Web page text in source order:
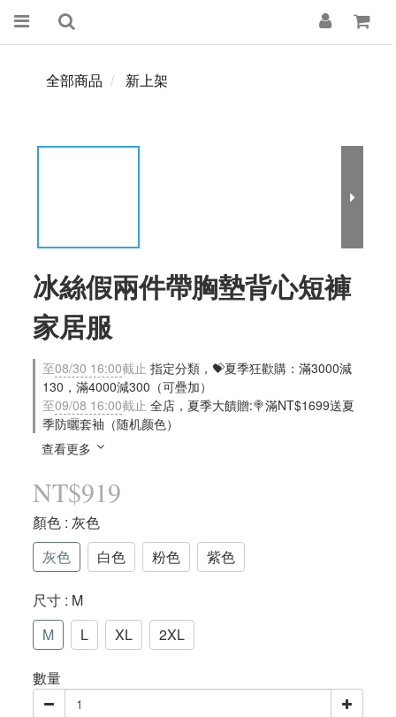
全部商品 新上架
冰絲假兩件帶胸墊背心短褲
家居服
至08/30 16:00截止 指定分類，💝夏季狂歡購：滿3000減
130，滿4000減300（可疊加）
至09/08 16:00截止 全店，夏季大饋贈:🍭滿NT$1699送夏
季防曬套袖（随机颜色）
查看更多
NT$919
顏色 : 灰色
灰色
白色 粉色 紫色
尺寸 : M
M
L XL 2XL
數量